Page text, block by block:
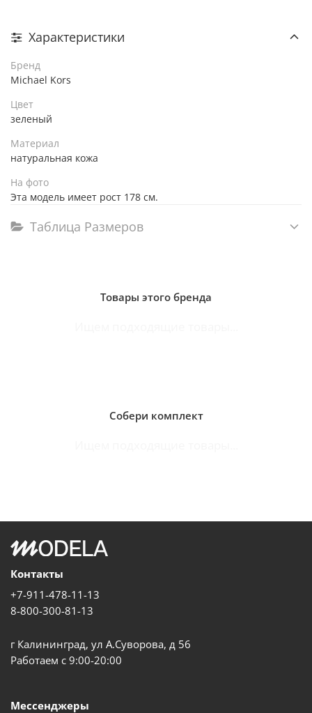
Характеристики
Бренд
Michael Kors
Цвет
зеленый
Материал
натуральная кожа
На фото
Эта модель имеет рост 178 см.
Таблица Размеров
Товары этого бренда
Собери комплект
Контакты
+7-911-478-11-13
8-800-300-81-13
г Калининград, ул А.Суворова, д 56
Работаем с 9:00-20:00
Мессенджеры